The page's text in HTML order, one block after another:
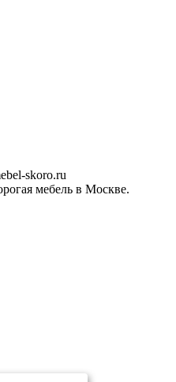
skoro.ru
мебель в Москве.